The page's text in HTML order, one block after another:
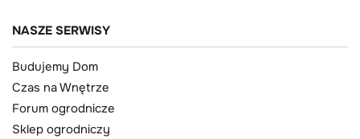
NASZE SERWISY
Budujemy Dom
Czas na Wnętrze
Forum ogrodnicze
Sklep ogrodniczy